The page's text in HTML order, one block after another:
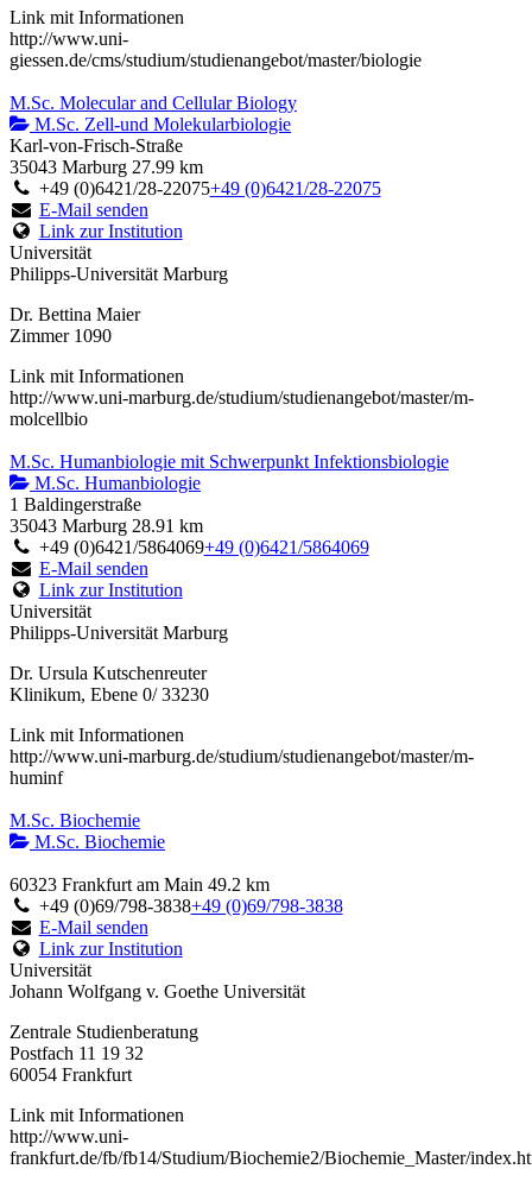
Link mit Informationen
http://www.uni-
giessen.de/cms/studium/studienangebot/master/biologie
M.Sc. Molecular and Cellular Biology
M.Sc. Zell-und Molekularbiologie
Karl-von-Frisch-Straße
35043 Marburg 27.99 km
+49 (0)6421/28-22075+49 (0)6421/28-22075
E-Mail senden
Link zur Institution
Universität
Philipps-Universität Marburg
Dr. Bettina Maier
Zimmer 1090
Link mit Informationen
http://www.uni-marburg.de/studium/studienangebot/master/m-
molcellbio
M.Sc. Humanbiologie mit Schwerpunkt Infektionsbiologie
M.Sc. Humanbiologie
1 Baldingerstraße
35043 Marburg 28.91 km
+49 (0)6421/5864069+49 (0)6421/5864069
E-Mail senden
Link zur Institution
Universität
Philipps-Universität Marburg
Dr. Ursula Kutschenreuter
Klinikum, Ebene 0/ 33230
Link mit Informationen
http://www.uni-marburg.de/studium/studienangebot/master/m-
huminf
M.Sc. Biochemie
M.Sc. Biochemie
60323 Frankfurt am Main 49.2 km
+49 (0)69/798-3838+49 (0)69/798-3838
E-Mail senden
Link zur Institution
Universität
Johann Wolfgang v. Goethe Universität
Zentrale Studienberatung
Postfach 11 19 32
60054 Frankfurt
Link mit Informationen
http://www.uni-
frankfurt.de/fb/fb14/Studium/Biochemie2/Biochemie_Master/